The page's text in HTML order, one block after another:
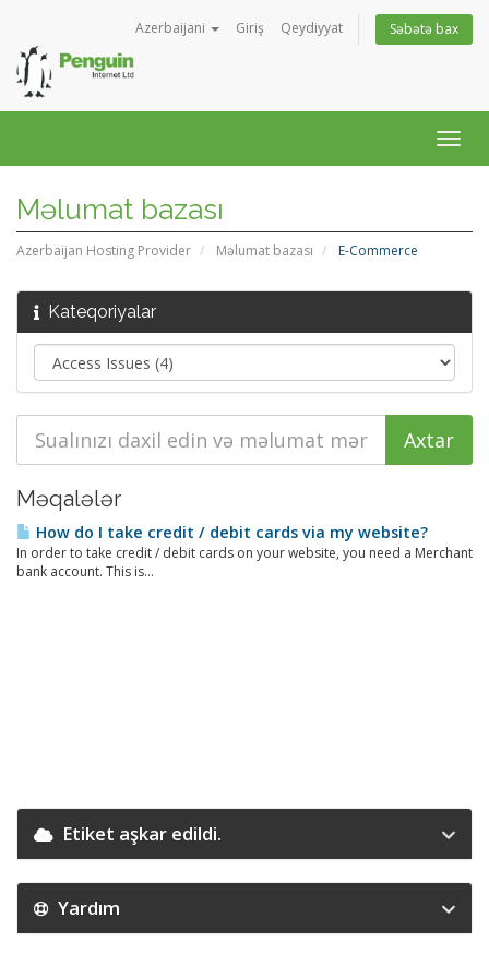
Azerbaijani Giriş Qeydiyyat Səbətə bax
keçid
Məlumat bazası
Azerbaijan Hosting Provider Məlumat bazası E-Commerce
Kateqoriyalar
Məqalələr
How do I take credit / debit cards via my website?
In order to take credit / debit cards on your website, you need a Merchant
bank account. This is...
Etiket aşkar edildi.
Yardım